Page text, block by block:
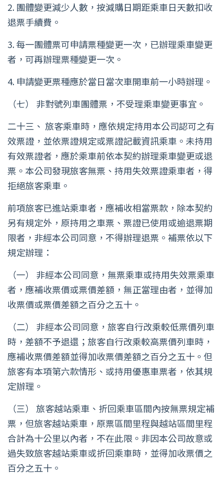
2. 團體變更減少人數，按減購日期距乘車日天數扣收
退票手續費。
3. 每一團體票可申請票種變更一次，已辦理乘車變更
者，可再辦理票種變更一次。
4. 申請變更票種應於當日當次車開車前一小時辦理。
（七） 非對號列車團體票，不受理乘車變更事宜。
二十三、 旅客乘車時，應依規定持用本公司認可之有
效票證，並依票證規定或票證記載資訊乘車。未持用
有效票證者，應於乘車前依本契約辦理乘車變更或退
票。本公司發現旅客無票、持用失效票證乘車者，得
拒絕旅客乘車。
前項旅客已進站乘車者，應補收相當票款，除本契約
另有規定外，原持用之車票、票證已使用或逾退票期
限者，非經本公司同意，不得辦理退票。補票依以下
規定辦理：
（一） 非經本公司同意，無票乘車或持用失效票乘車
者，應補收票價或票價差額，無正當理由者，並得加
收票價或票價差額之百分之五十。
（二） 非經本公司同意，旅客自行改乘較低票價列車
時，差額不予退還；旅客自行改乘較高票價列車時，
應補收票價差額並得加收票價差額之百分之五十。但
旅客有本項第六款情形、或持用優惠車票者，依其規
定辦理。
（三） 旅客越站乘車、折回乘車區間內按無票規定補
票，但旅客越站乘車，原票區間里程與越站區間里程
合計為十公里以內者，不在此限。非因本公司故意或
過失致旅客越站乘車或折回乘車時，並得加收票價之
百分之五十。